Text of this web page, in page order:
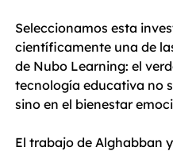
Seleccionamos esta
científicamente una de
de Nubo Learning: el
tecnología educativa no
sino en el bienestar
El trabajo de Alghabban